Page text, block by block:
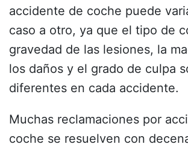
accidente de coche puede
caso a otro, ya que el tipo de
gravedad de las lesiones, la
los daños y el grado de culpa
diferentes en cada accidente.
Muchas reclamaciones por
coche se resuelven con